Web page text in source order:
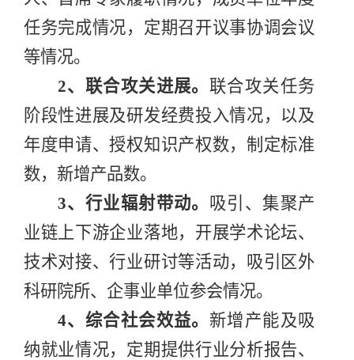
任务完成情况，定期召开议事协调会议
等情况。
2、 联合攻关进展。 联合攻关任务
阶段性进展及研发经费投入情况，以及
年度申请、授权知识产权数，制定标准
数， 新增产品数。
3、 行业辐射带动。 吸引、集聚产
业链上下游企业落地， 开展学术论坛、
技术对接、行业研讨等活动，吸引区外
科研院所、企事业单位参会情况。
4、 综合社会效益。 新增产能及吸
纳就业情况， 定期提供行业分析报告、